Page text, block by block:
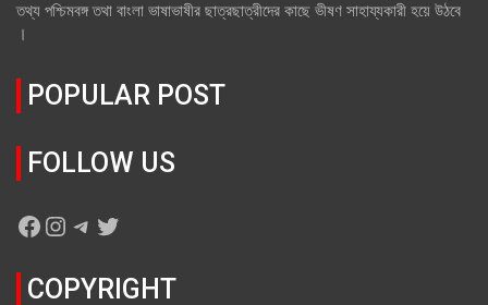
তথ্য পশ্চিমবঙ্গ তথা বাংলা ভাষাভাষীর ছাত্রছাত্রীদের কাছে ভীষণ সাহায্যকারী হয়ে উঠবে
।
POPULAR POST
FOLLOW US
Facebook
Instagram
Telegram
Twitter
COPYRIGHT